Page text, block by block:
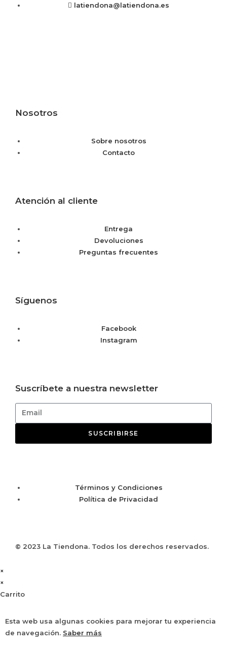
latiendona@latiendona.es
Nosotros
Sobre nosotros
Contacto
Atención al cliente
Entrega
Devoluciones
Preguntas frecuentes
Síguenos
Facebook
Instagram
Suscríbete a nuestra newsletter
SUSCRIBIRSE
© 2023 La Tiendona. Todos los derechos reservados.
Términos y Condiciones
Política de Privacidad
×
×
Carrito
Esta web usa algunas cookies para mejorar tu experiencia
de navegación. Saber más